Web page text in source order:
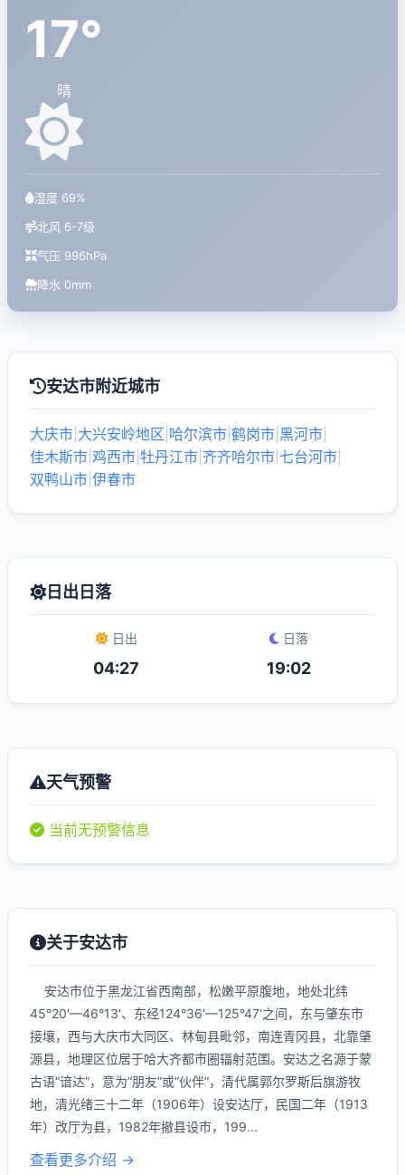
17°
晴
湿度 69%
北风 6-7级
气压 996hPa
降水 0mm
安达市附近城市
大庆市 大兴安岭地区 哈尔滨市 鹤岗市 黑河市
佳木斯市 鸡西市 牡丹江市 齐齐哈尔市 七台河市
双鸭山市 伊春市
日出日落
日出
04:27
日落
19:02
天气预警
当前无预警信息
关于安达市
安达市位于黑龙江省西南部，松嫩平原腹地，地处北纬
45°20′—46°13′、东经124°36′—125°47′之间，东与肇东市
接壤，西与大庆市大同区、林甸县毗邻，南连青冈县，北靠肇
源县，地理区位居于哈大齐都市圈辐射范围。安达之名源于蒙
古语“谙达”，意为“朋友”或“伙伴”，清代属郭尔罗斯后旗游牧
地，清光绪三十二年（1906年）设安达厅，民国二年（1913
年）改厅为县，1982年撤县设市，199...
查看更多介绍 →